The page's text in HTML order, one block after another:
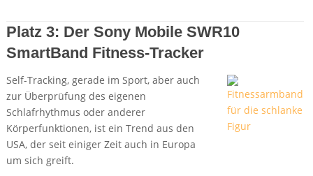
Platz 3: Der Sony Mobile SWR10
SmartBand Fitness-Tracker
Self-Tracking, gerade im Sport, aber auch
zur Überprüfung des eigenen
Schlafrhythmus oder anderer
Körperfunktionen, ist ein Trend aus den
USA, der seit einiger Zeit auch in Europa
um sich greift.